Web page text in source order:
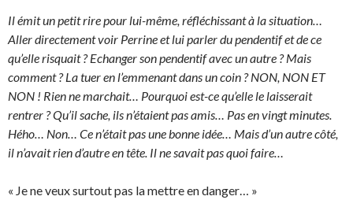
Il émit un petit rire pour lui-même, réfléchissant à la situation…
Aller directement voir Perrine et lui parler du pendentif et de ce
qu’elle risquait ? Echanger son pendentif avec un autre ? Mais
comment ? La tuer en l’emmenant dans un coin ? NON, NON ET
NON ! Rien ne marchait… Pourquoi est-ce qu’elle le laisserait
rentrer ? Qu’il sache, ils n’étaient pas amis… Pas en vingt minutes.
Hého… Non… Ce n’était pas une bonne idée… Mais d’un autre côté,
il n’avait rien d’autre en tête. Il ne savait pas quoi faire…
« Je ne veux surtout pas la mettre en danger… »